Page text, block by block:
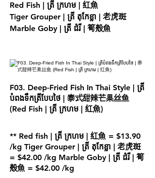
Red Fish | ត្រី ក្រហម | 紅魚
Tiger Grouper | ត្រី តុកែខ្លា | 老虎斑
Marble Goby | ត្រី ដំរី | 筍殼魚
F03. Deep-Fried Fish In Thai Style | ត្រី
បំពងទឹកត្រីបែបថៃ | 泰式甜辣芒果丝鱼
(Red Fish | ត្រី ក្រហម | 紅魚)
** Red fish | ត្រី ក្រហម | 紅魚 = $13.90
/kg Tiger Grouper | ត្រី តុកែខ្លា | 老虎斑
= $42.00 /kg Marble Goby | ត្រី ដំរី | 筍
殼魚 = $42.00 /kg